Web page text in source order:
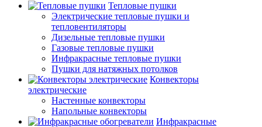
Тепловые пушки
Электрические тепловые пушки и
тепловентиляторы
Дизельные тепловые пушки
Газовые тепловые пушки
Инфракрасные тепловые пушки
Пушки для натяжных потолков
Конвекторы
электрические
Настенные конвекторы
Напольные конвекторы
Инфракрасные